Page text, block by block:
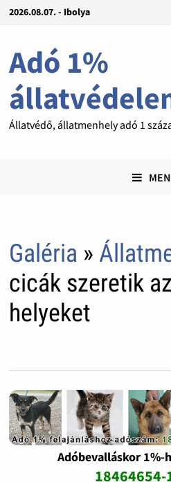
2026.08.07. - Ibolya
Adó 1%
Állatvédő, állatmenhely adó 1
Galéria »
cicák szeretik
helyeket
Adóbevalláskor 1%-
18464654-